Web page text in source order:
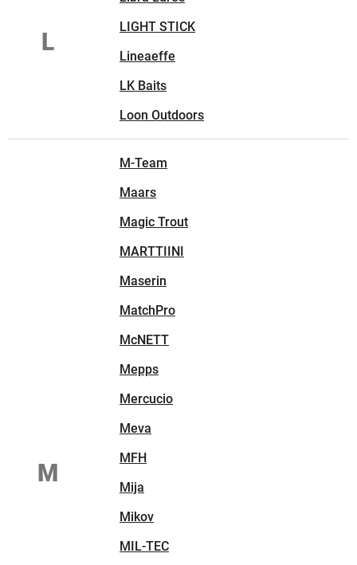
L
LIGHT STICK
Lineaeffe
LK Baits
Loon Outdoors
M
M-Team
Maars
Magic Trout
MARTTIINI
Maserin
MatchPro
McNETT
Mepps
Mercucio
Meva
MFH
Mija
Mikov
MIL-TEC